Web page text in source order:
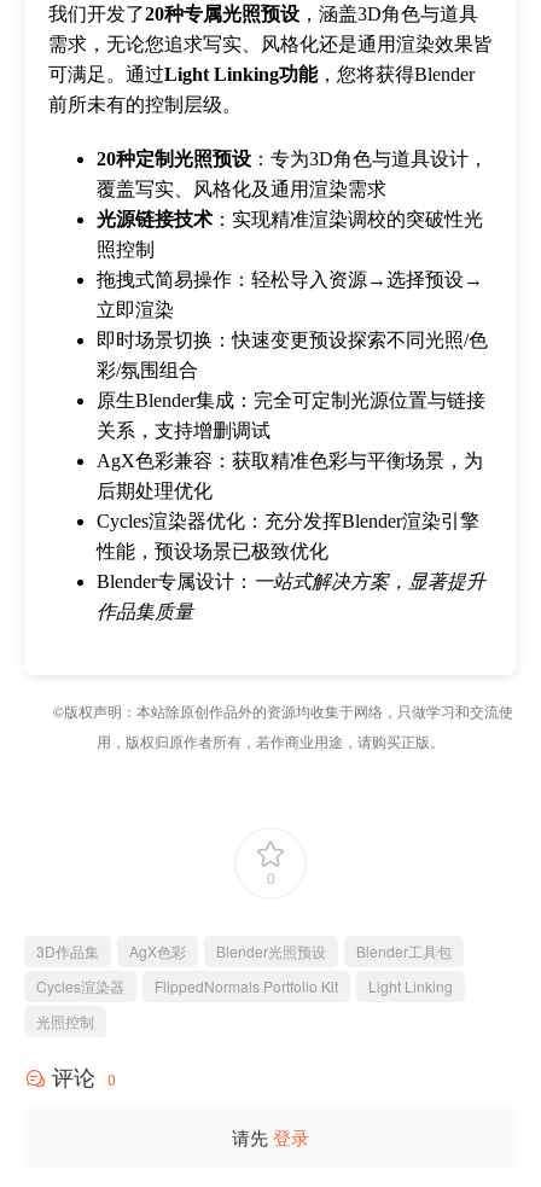
我们开发了20种专属光照预设 ，涵盖3D角色与道具
需求，无论您追求写实、风格化还是通用渲染效果皆
可满足。通过Light Linking功能，您将获得Blender
前所未有的控制层级。
20种定制光照预设 ：专为3D角色与道具设计，
覆盖写实、风格化及通用渲染需求
光源链接技术 ：实现精准渲染调校的突破性光
照控制
拖拽式简易操作：轻松导入资源→选择预设→
立即渲染
即时场景切换：快速变更预设探索不同光照/色
彩/氛围组合
原生Blender集成：完全可定制光源位置与链接
关系，支持增删调试
AgX色彩兼容：获取精准色彩与平衡场景，为
后期处理优化
Cycles渲染器优化：充分发挥Blender渲染引擎
性能，预设场景已极致优化
Blender专属设计： 一站式解决方案，显著提升
作品集质量
©版权声明：本站除原创作品外的资源均收集于网络，只做学习和交流使
用，版权归原作者所有，若作商业用途，请购买正版。
0
3D作品集 AgX色彩 Blender光照预设
Blender工具包
Cycles渲染器
FlippedNormals Portfolio Kit
Light Linking
光照控制
评论 0
请先登录